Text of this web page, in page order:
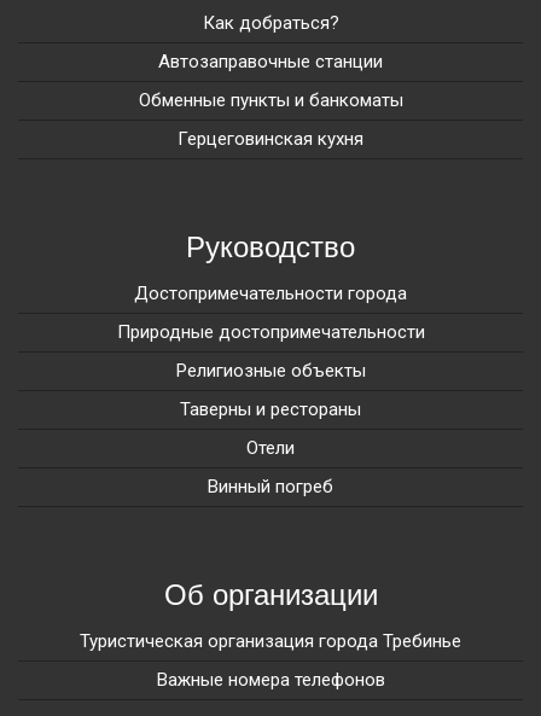
Как добраться?
Автозаправочные станции
Обменные пункты и банкоматы
Герцеговинская кухня
Руководство
Достопримечательности города
Природные достопримечательности
Религиозные объекты
Таверны и рестораны
Отели
Винный погреб
Об организации
Туристическая организация города Требинье
Важные номера телефонов